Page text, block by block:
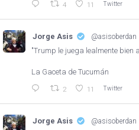
4 11 Twitter
Jorge Asis @asisoberdan
"Trump le juega lealmente bien
La Gaceta de Tucumán
2 11 Twitter
Jorge Asis @asisoberdan